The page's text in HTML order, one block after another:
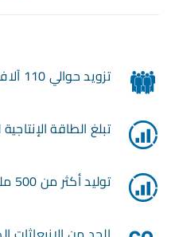
تزويد حوالي 110 آلاف منزل بالكهرباء
تبلغ الطاقة الإنتاجية
توليد أكثر من 500 مليون كيلوواط/ساعة